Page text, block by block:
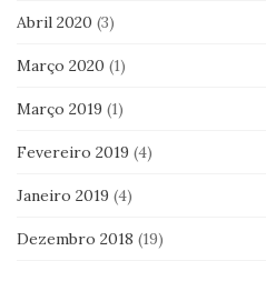
Abril 2020 (3)
Março 2020 (1)
Março 2019 (1)
Fevereiro 2019 (4)
Janeiro 2019 (4)
Dezembro 2018 (19)